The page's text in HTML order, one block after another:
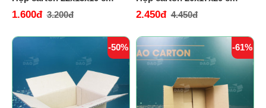
1.600đ 3.200đ 2.450đ 4.450đ
-50% -61%